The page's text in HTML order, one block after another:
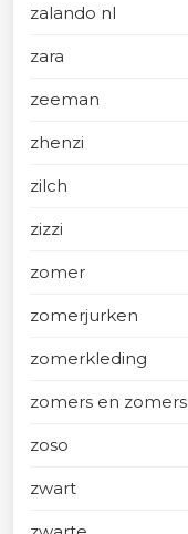
zalando nl
zara
zeeman
zhenzi
zilch
zizzi
zomer
zomerjurken
zomerkleding
zomers en zomers
zoso
zwart